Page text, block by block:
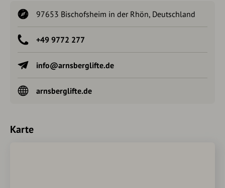
97653 Bischofsheim in der Rhön, Deutschland
+49 9772 277
info@arnsberglifte.de
arnsberglifte.de
Karte